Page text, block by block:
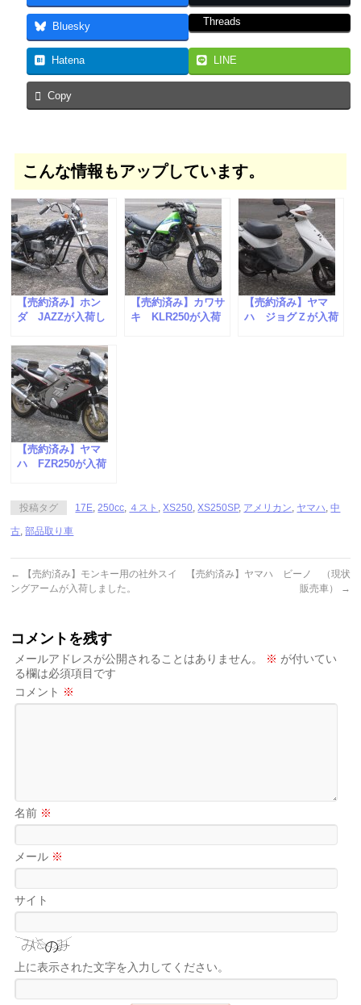
Bluesky Threads
Hatena LINE
Copy
こんな情報もアップしています。
【売約済み】ホン
ダ JAZZが入荷し
【売約済み】カワサ
キ KLR250が入荷
【売約済み】ヤマ
ハ ジョグＺが入荷
【売約済み】ヤマ
ハ FZR250が入荷
投稿タグ 17E 250cc ４スト ,XS250 ,XS250SP, アメリカン ヤマハ ,中
古 ,部品取り車
←
【売約済み】モンキー用の社外スイ
ングアームが入荷しました。
【売約済み】ヤマハ ビーノ （現状
販売車）
→
コメントを残す
メールアドレスが公開されることはありません。 ※ が付いてい
る欄は必須項目です
コメント ※
名前 ※
メール ※
サイト
上に表示された文字を入力してください。